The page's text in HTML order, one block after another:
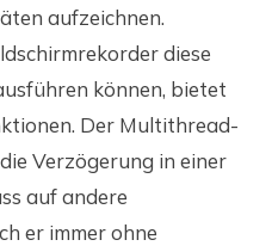
aufzeichnen.
diese
können, bietet
Der Multithread-
Verzögerung in einer
auf andere
er immer ohne